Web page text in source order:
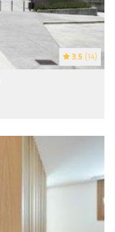
3.5 (14)